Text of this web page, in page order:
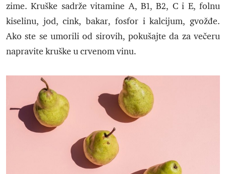
zime. Kruške sadrže vitamine A, B1, B2, C i E, folnu
kiselinu, jod, cink, bakar, fosfor i kalcijum, gvožđe.
Ako ste se umorili od sirovih, pokušajte da za večeru
napravite kruške u crvenom vinu.